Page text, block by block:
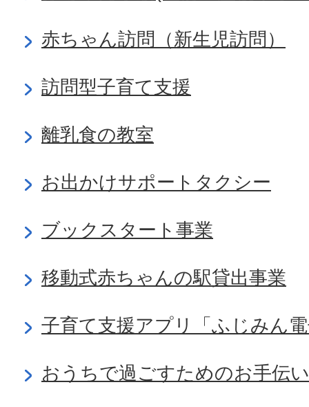
赤ちゃん訪問（新生児訪問）
訪問型子育て支援
離乳食の教室
お出かけサポートタクシー
ブックスタート事業
移動式赤ちゃんの駅貸出事業
子育て支援アプリ「ふじみん
おうちで過ごすためのお手伝